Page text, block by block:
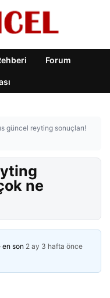
Forum
güncel reyting sonuçları!
ne
en son 2 ay 3 hafta önce